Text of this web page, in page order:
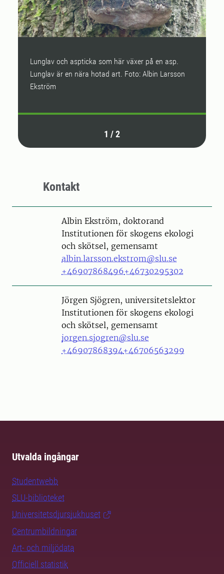
Lunglav och aspticka som här växer på en asp.
Lunglav är en nära hotad art. Foto: Albin Larsson
Ekström
1 /2
Kontakt
PersonAlbin Ekström, doktorand
Institutionen för skogens ekologi
och skötsel, gemensamt
albin.larsson.ekstrom@slu.se
+46907868496+46730295302
PersonJörgen Sjögren, universitetslektor
Institutionen för skogens ekologi
och skötsel, gemensamt
jorgen.sjogren@slu.se
+46907868394+46706563299
Utvalda ingångar
Studentwebb
SLU-biblioteket
Universitetsdjursjukhuset
Centrumbildningar
Art- och miljödata
Officiell statistik